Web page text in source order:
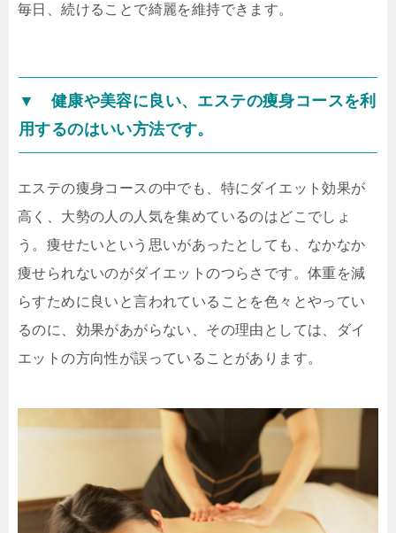
毎日、続けることで綺麗を維持できます。
▼ 健康や美容に良い、エステの痩身コースを利
用するのはいい方法です。
エステの痩身コースの中でも、特にダイエット効果が
高く、大勢の人の人気を集めているのはどこでしょ
う。痩せたいという思いがあったとしても、なかなか
痩せられないのがダイエットのつらさです。体重を減
らすために良いと言われていることを色々とやってい
るのに、効果があがらない、その理由としては、ダイ
エットの方向性が誤っていることがあります。